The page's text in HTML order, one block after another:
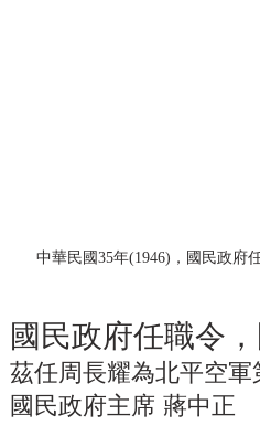
中華民國35年(1946)，國民政府
國民政府任職令
茲任周長耀為北平空
國民政府主席 蔣中正